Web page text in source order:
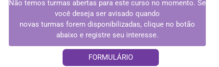
Não temos turmas abertas para este curso no momento. Se
você deseja ser avisado quando
novas turmas forem disponibilizadas, clique no botão
abaixo e registre seu interesse.
FORMULÁRIO